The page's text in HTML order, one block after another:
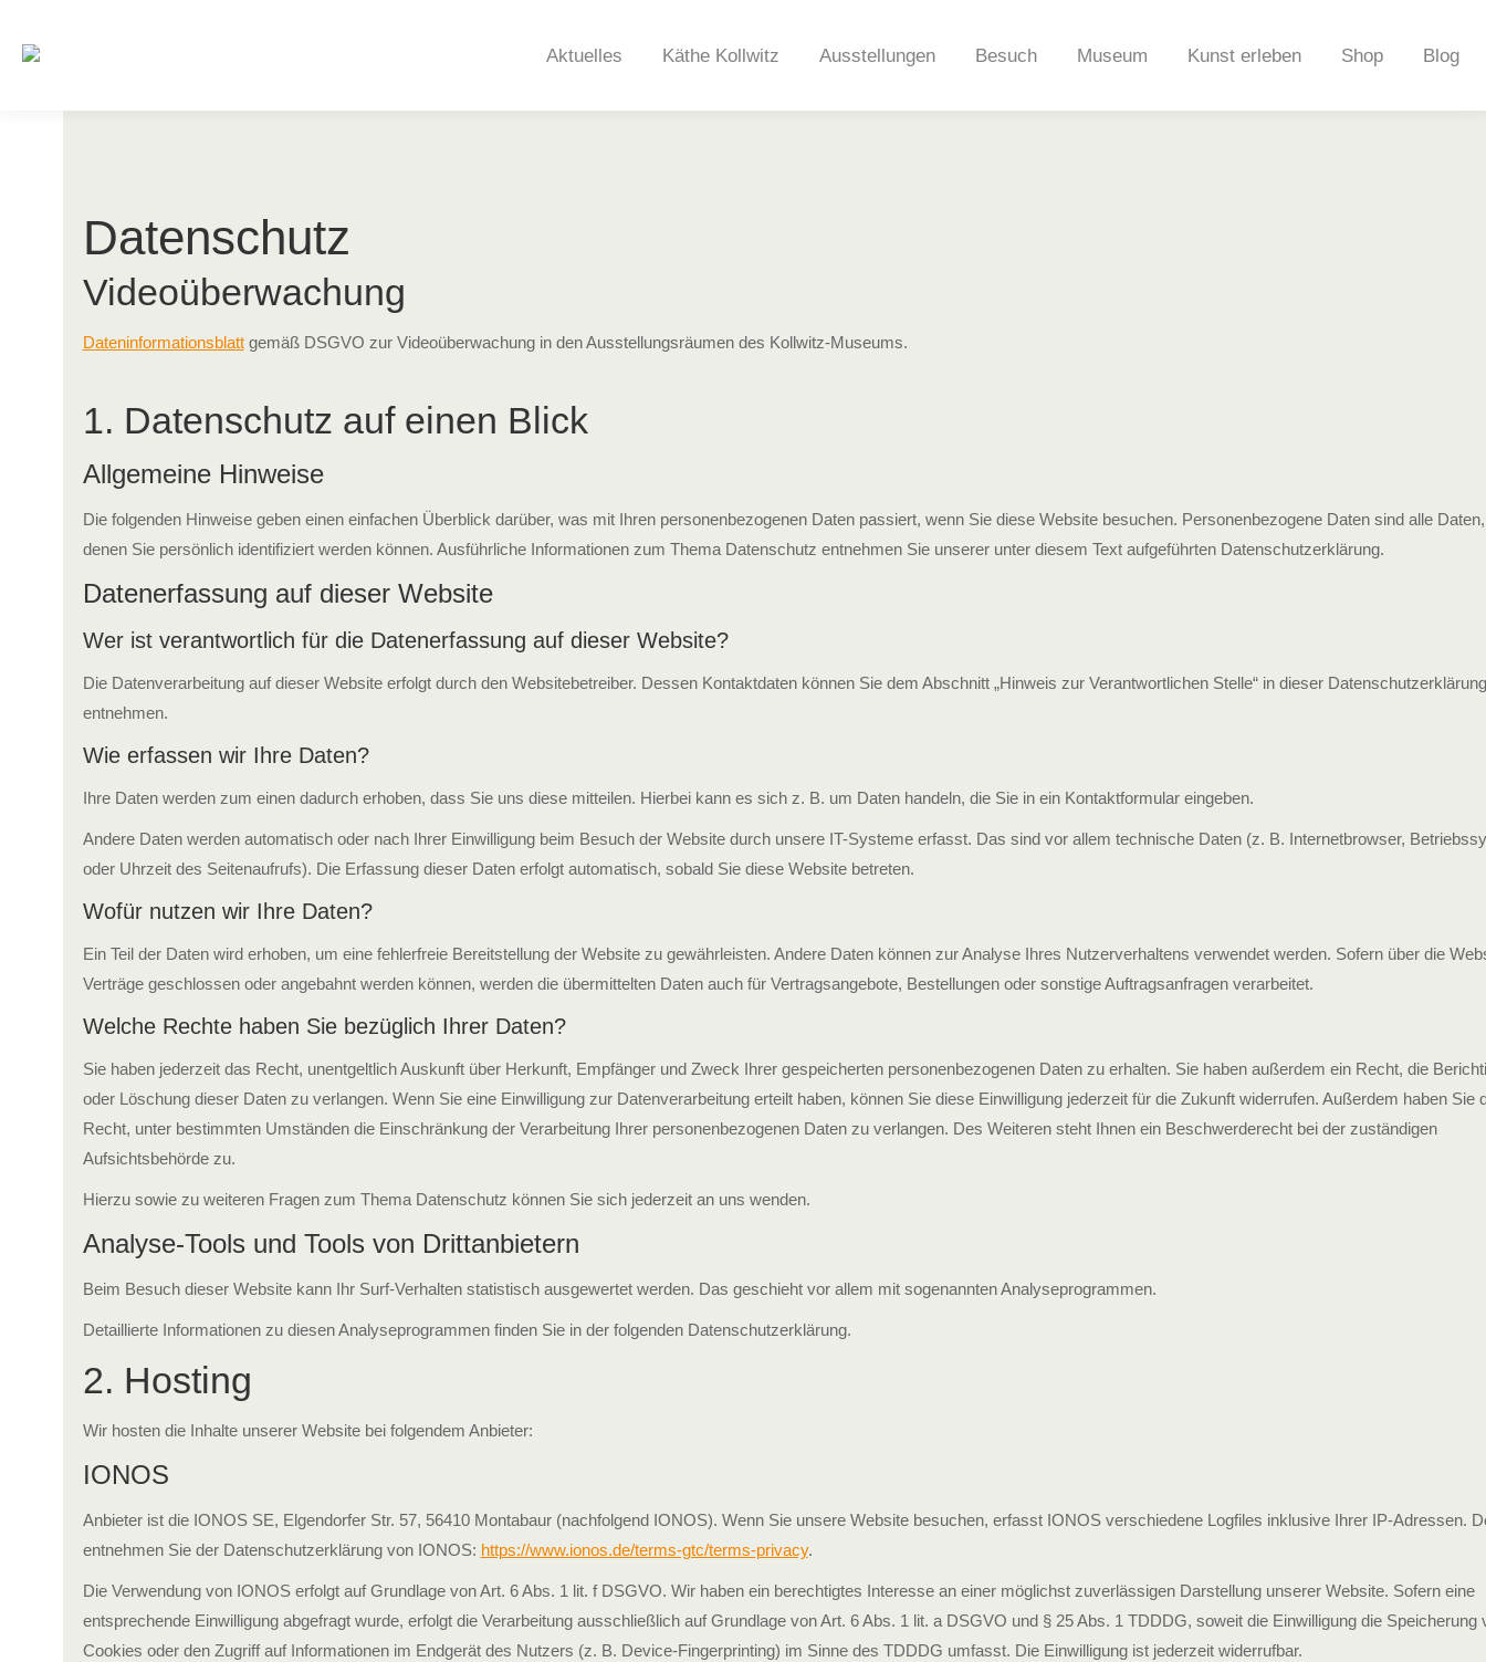
Aktuelles Käthe Kollwitz Ausstellungen Besuch Museum Kunst erleben Shop Blog
Datenschutz
Videoüberwachung
Dateninformationsblattgemäß DSGVO zur Videoüberwachung in den Ausstellungsräumen des Kollwitz-Museums.
1. Datenschutz auf einen Blick
Allgemeine Hinweise
Die folgenden Hinweise geben einen einfachen Überblick darüber, was mit Ihren personenbezogenen Daten passiert, wenn Sie diese Website besuchen. Personenbezogene Daten sind alle
denen Sie persönlich identifiziert werden können. Ausführliche Informationen zum Thema Datenschutz entnehmen Sie unserer unter diesem Text aufgeführten Datenschutzerklärung.
Datenerfassung auf dieser Website
Wer ist verantwortlich für die Datenerfassung auf dieser Website?
Die Datenverarbeitung auf dieser Website erfolgt durch den Websitebetreiber. Dessen Kontaktdaten können Sie dem Abschnitt „Hinweis zur Verantwortlichen Stelle“ in dieser Datenschutzerklärung
entnehmen.
Wie erfassen wir Ihre Daten?
Ihre Daten werden zum einen dadurch erhoben, dass Sie uns diese mitteilen. Hierbei kann es sich z. B. um Daten handeln, die Sie in ein Kontaktformular eingeben.
Andere Daten werden automatisch oder nach Ihrer Einwilligung beim Besuch der Website durch unsere IT-Systeme erfasst. Das sind vor allem technische Daten (z. B. Internetbrowser,
oder Uhrzeit des Seitenaufrufs). Die Erfassung dieser Daten erfolgt automatisch, sobald Sie diese Website betreten.
Wofür nutzen wir Ihre Daten?
Ein Teil der Daten wird erhoben, um eine fehlerfreie Bereitstellung der Website zu gewährleisten. Andere Daten können zur Analyse Ihres Nutzerverhaltens verwendet werden. Sofern über die
Verträge geschlossen oder angebahnt werden können, werden die übermittelten Daten auch für Vertragsangebote, Bestellungen oder sonstige Auftragsanfragen verarbeitet.
Welche Rechte haben Sie bezüglich Ihrer Daten?
Sie haben jederzeit das Recht, unentgeltlich Auskunft über Herkunft, Empfänger und Zweck Ihrer gespeicherten personenbezogenen Daten zu erhalten. Sie haben außerdem ein Recht, die
oder Löschung dieser Daten zu verlangen. Wenn Sie eine Einwilligung zur Datenverarbeitung erteilt haben, können Sie diese Einwilligung jederzeit für die Zukunft widerrufen. Außerdem haben Sie
Recht, unter bestimmten Umständen die Einschränkung der Verarbeitung Ihrer personenbezogenen Daten zu verlangen. Des Weiteren steht Ihnen ein Beschwerderecht bei der zuständigen
Aufsichtsbehörde zu.
Hierzu sowie zu weiteren Fragen zum Thema Datenschutz können Sie sich jederzeit an uns wenden.
Analyse-Tools und Tools von Dritt­anbietern
Beim Besuch dieser Website kann Ihr Surf-Verhalten statistisch ausgewertet werden. Das geschieht vor allem mit sogenannten Analyseprogrammen.
Detaillierte Informationen zu diesen Analyseprogrammen finden Sie in der folgenden Datenschutzerklärung.
2. Hosting
Wir hosten die Inhalte unserer Website bei folgendem Anbieter:
IONOS
Anbieter ist die IONOS SE, Elgendorfer Str. 57, 56410 Montabaur (nachfolgend IONOS). Wenn Sie unsere Website besuchen, erfasst IONOS verschiedene Logfiles inklusive Ihrer IP-Adressen.
entnehmen Sie der Datenschutzerklärung von IONOS: https://www.ionos.de/terms-gtc/terms-privacy.
Die Verwendung von IONOS erfolgt auf Grundlage von Art. 6 Abs. 1 lit. f DSGVO. Wir haben ein berechtigtes Interesse an einer möglichst zuverlässigen Darstellung unserer Website. Sofern eine
entsprechende Einwilligung abgefragt wurde, erfolgt die Verarbeitung ausschließlich auf Grundlage von Art. 6 Abs. 1 lit. a DSGVO und § 25 Abs. 1 TDDDG, soweit die Einwilligung die Speicherung
Cookies oder den Zugriff auf Informationen im Endgerät des Nutzers (z. B. Device-Fingerprinting) im Sinne des TDDDG umfasst. Die Einwilligung ist jederzeit widerrufbar.